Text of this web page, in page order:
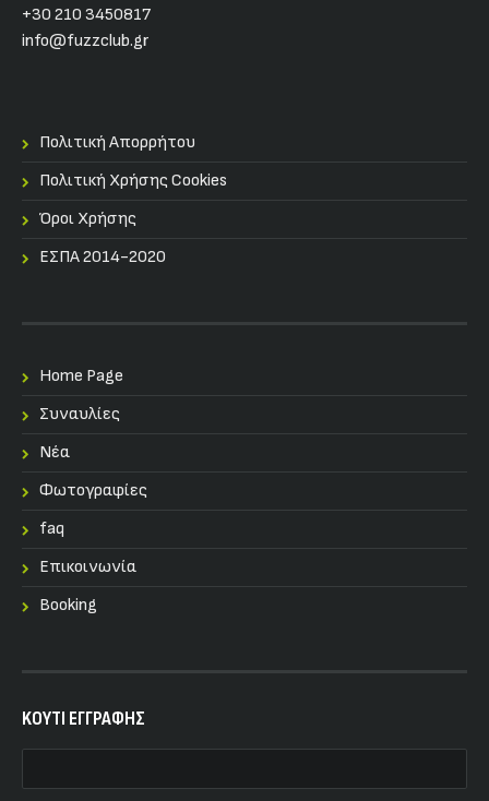
+30 210 3450817
info@fuzzclub.gr
Πολιτική Απορρήτου
Πολιτική Χρήσης Cookies
Όροι Χρήσης
ΕΣΠΑ 2014-2020
Home Page
Συναυλίες
Nέα
Φωτογραφίες
faq
Επικοινωνία
Booking
KOYTI ΕΓΓΡΑΦΗΣ